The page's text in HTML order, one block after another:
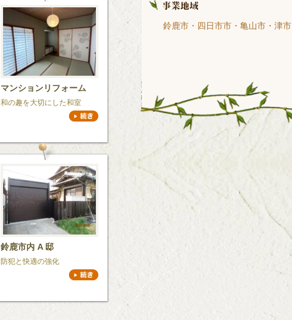
マンションリフォーム
和の趣を大切にした和室
鈴鹿市内 A 邸
防犯と快適の強化
鈴鹿市・四日市市・亀山市・津市